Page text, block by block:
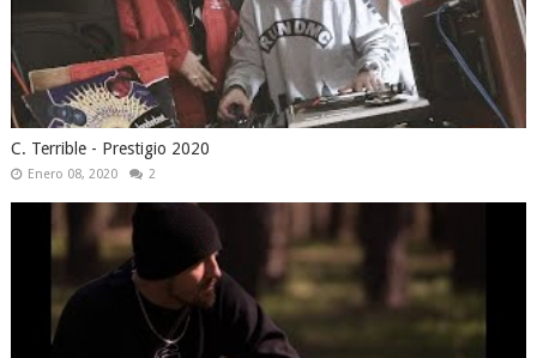
C. Terrible - Prestigio 2020
Enero 08, 2020 2